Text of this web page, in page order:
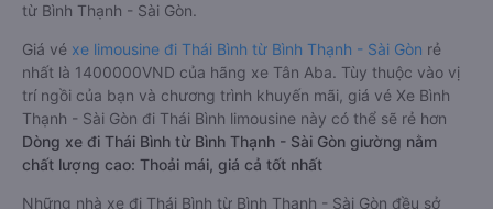
từ Bình Thạnh - Sài Gòn.
Giá vé xe limousine đi Thái Bình từ Bình Thạnh - Sài Gòn rẻ
nhất là 1400000VND của hãng xe Tân Aba. Tùy thuộc vào vị
trí ngồi của bạn và chương trình khuyến mãi, giá vé Xe Bình
Thạnh - Sài Gòn đi Thái Bình limousine này có thể sẽ rẻ hơn
Dòng xe đi Thái Bình từ Bình Thạnh - Sài Gòn giường nằm
chất lượng cao: Thoải mái, giá cả tốt nhất
Những nhà xe đi Thái Bình từ Bình Thạnh - Sài Gòn đều sở